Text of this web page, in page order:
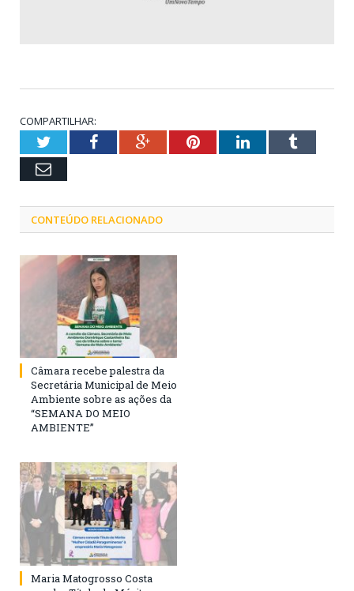
COMPARTILHAR:
TwitterFacebookGoogle+PinterestLinkedInTumblr
Email
CONTEÚDO RELACIONADO
Câmara recebe palestra da
Secretária Municipal de Meio
Ambiente sobre as ações da
“SEMANA DO MEIO
AMBIENTE”
Maria Matogrosso Costa